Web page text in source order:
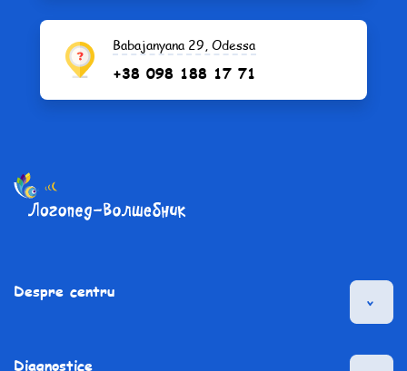
Babajanyana 29, Odessa
+38 098 188 17 71
Despre centru
Diagnostice